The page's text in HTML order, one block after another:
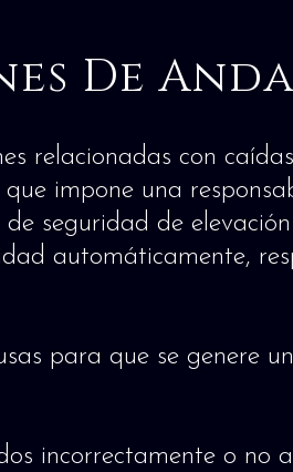
De
relacionadas con
impone una
seguridad de
automáticamente,
para que se genere
incorrectamente o no